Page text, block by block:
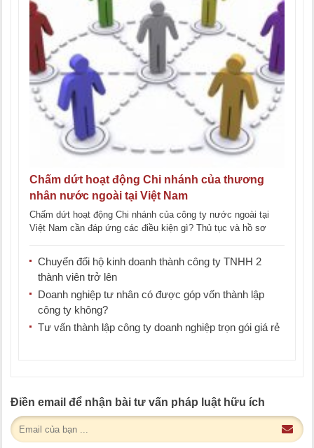
Chấm dứt hoạt động Chi nhánh của thương
nhân nước ngoài tại Việt Nam
Chấm dứt hoạt động Chi nhánh của công ty nước ngoài tại
Việt Nam cần đáp ứng các điều kiện gì? Thủ tục và hồ sơ
Chuyển đổi hộ kinh doanh thành công ty TNHH 2
thành viên trở lên
Doanh nghiệp tư nhân có được góp vốn thành lập
công ty không?
Tư vấn thành lập công ty doanh nghiệp trọn gói giá rẻ
Điền email để nhận bài tư vấn pháp luật hữu ích